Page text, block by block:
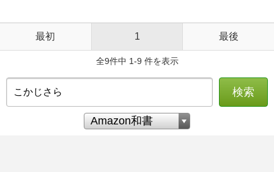
最初 1 最後
全9件中 1-9 件を表示
検索